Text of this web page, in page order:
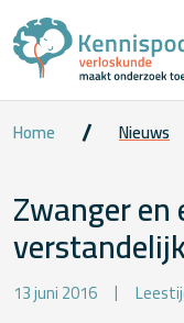
Home Nieuws
Zwanger
13 juni 2016